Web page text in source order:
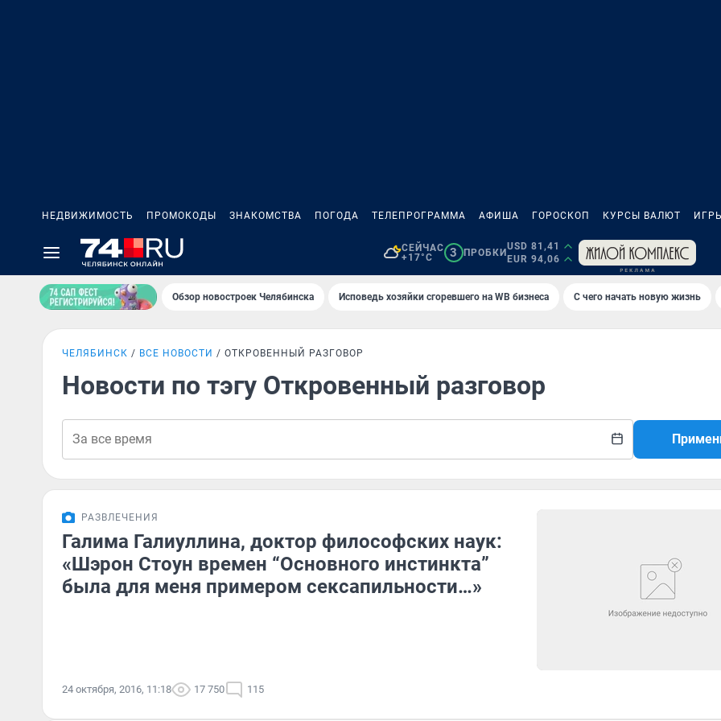
НЕДВИЖИМОСТЬ ПРОМОКОДЫ ЗНАКОМСТВА ПОГОДА ТЕЛЕПРОГРАММА АФИША ГОРОСКОП КУРСЫ ВАЛЮТ
СЕЙЧАС
+17°C
3 ПРОБКИ
USD 81,41
EUR 94,06
Обзор новостроек Челябинска Исповедь хозяйки сгоревшего на WB бизнеса С чего начать новую жизнь
ЧЕЛЯБИНСК ВСЕ НОВОСТИ ОТКРОВЕННЫЙ РАЗГОВОР
Новости по тэгу Откровенный разговор
РАЗВЛЕЧЕНИЯ
Галима Галиуллина, доктор философских наук:
«Шэрон Стоун времен “Основного инстинкта”
была для меня примером сексапильности…»
24 октября, 2016, 11:18 17 750 115